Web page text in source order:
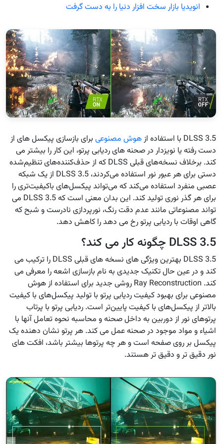
انویدیا بازار سخت افزار دنیا را به دست گرفت
DLSS 3.5 با استفاده از هوش مصنوعی برای بازسازی پیکسل های از
دست رفته یا نویزدار در صحنه های ردیابی پرتو، این کار را بیشتر می
کند. برخلاف نسخه‌های قبلی DLSS که از حذف‌کننده‌های تنظیم‌شده
دستی برای هر عبور نور استفاده می‌کردند، DLSS 3.5 از یک شبکه
عصبی منفرد استفاده می‌کند که می‌تواند پیکسل‌های باکیفیت‌تری را
برای هر گذر نوری تولید کند. این بدان معنی است که DLSS 3.5 می
تواند مصنوعاتی مانند عدم دقت رنگ، نورپردازی نادرست و شبح که
گاهی اوقات با ردیابی پرتو رخ می دهد را کاهش دهد.
DLSS 3.5 چگونه کار می کند؟
DLSS 3.5 بهترین ویژگی های نسخه های قبلی DLSS را ترکیب می
کند و در عین حال تکنیک جدیدی به نام بازسازی اشعه را معرفی می
کند. Ray Reconstruction روشی جدید برای استفاده از هوش
مصنوعی برای بهبود کیفیت ردیابی پرتو با تولید پیکسل‌های با کیفیت
بالاتر از پیکسل‌های با کیفیت پایین‌تر است. ردیابی پرتو با پرتاب
پرتوهای نور از دوربین به داخل صحنه و محاسبه نحوه تعامل آنها با
اشیاء و مواد موجود در صحنه عمل می کند. هر پرتو نشان دهنده یک
پیکسل بر روی صفحه است و هر چه پرتوها بیشتر باشد، افکت های
نور دقیق تر و دقیق تر هستند.